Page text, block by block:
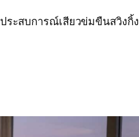
ประสบการณ์เสียวข่มขืนสวิงกิ้ง